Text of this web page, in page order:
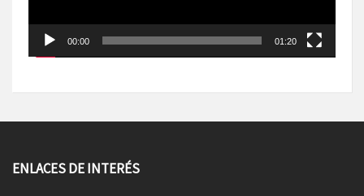
00:00 01:20
ENLACES DE INTERÉS